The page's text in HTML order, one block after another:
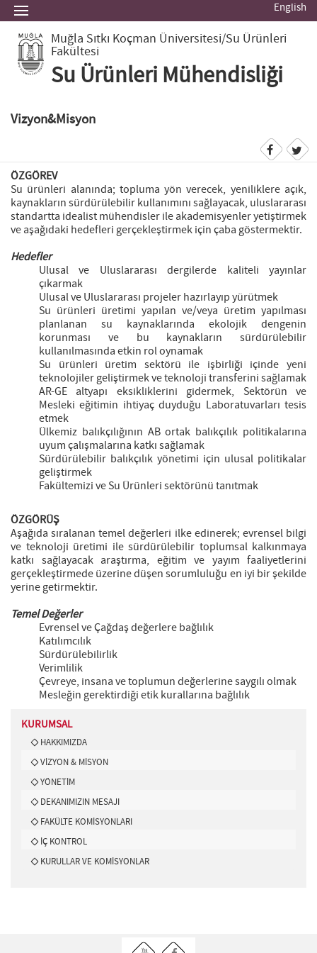
English
Muğla Sıtkı Koçman Üniversitesi/Su Ürünleri
Fakültesi
Su Ürünleri Mühendisliği
Vizyon&Misyon
ÖZGÖREV
Su ürünleri alanında; topluma yön verecek, yeniliklere açık,
kaynakların sürdürülebilir kullanımını sağlayacak, uluslararası
standartta idealist mühendisler ile akademisyenler yetiştirmek
ve aşağıdaki hedefleri gerçekleştirmek için çaba göstermektir.
Hedefler
Ulusal ve Uluslararası dergilerde kaliteli yayınlar
çıkarmak
Ulusal ve Uluslararası projeler hazırlayıp yürütmek
Su ürünleri üretimi yapılan ve/veya üretim yapılması
planlanan su kaynaklarında ekolojik dengenin
korunması ve bu kaynakların sürdürülebilir
kullanılmasında etkin rol oynamak
Su ürünleri üretim sektörü ile işbirliği içinde yeni
teknolojiler geliştirmek ve teknoloji transferini sağlamak
AR-GE altyapı eksikliklerini gidermek, Sektörün ve
Mesleki eğitimin ihtiyaç duyduğu Laboratuvarları tesis
etmek
Ülkemiz balıkçılığının AB ortak balıkçılık politikalarına
uyum çalışmalarına katkı sağlamak
Sürdürülebilir balıkçılık yönetimi için ulusal politikalar
geliştirmek
Fakültemizi ve Su Ürünleri sektörünü tanıtmak
ÖZGÖRÜŞ
Aşağıda sıralanan temel değerleri ilke edinerek; evrensel bilgi
ve teknoloji üretimi ile sürdürülebilir toplumsal kalkınmaya
katkı sağlayacak araştırma, eğitim ve yayım faaliyetlerini
gerçekleştirmede üzerine düşen sorumluluğu en iyi bir şekilde
yerine getirmektir.
Temel Değerler
Evrensel ve Çağdaş değerlere bağlılık
Katılımcılık
Sürdürülebilirlik
Verimlilik
Çevreye, insana ve toplumun değerlerine saygılı olmak
Mesleğin gerektirdiği etik kurallarına bağlılık
KURUMSAL
HAKKIMIZDA
VİZYON & MİSYON
YÖNETİM
DEKANIMIZIN MESAJI
FAKÜLTE KOMİSYONLARI
İÇ KONTROL
KURULLAR VE KOMİSYONLAR